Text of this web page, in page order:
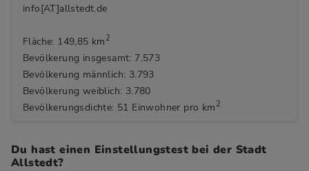
info[AT]allstedt.de
Fläche: 149,85 km 2
Bevölkerung insgesamt: 7.573
Bevölkerung männlich: 3.793
Bevölkerung weiblich: 3.780
Bevölkerungsdichte: 51 Einwohner pro km 2
Du hast einen Einstellungstest bei der Stadt
Allstedt?